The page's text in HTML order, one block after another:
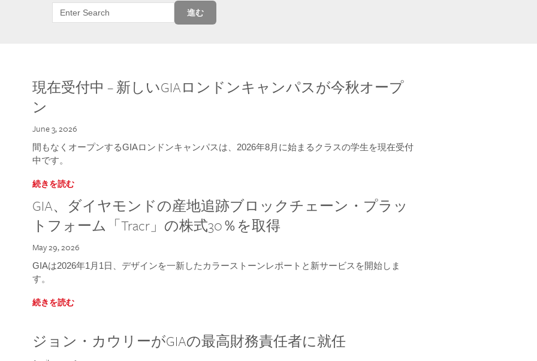
進む
現在受付中 – 新しいGIAロンドンキャンパスが今秋オープ
ン
June 3, 2026
間もなくオープンするGIAロンドンキャンパスは、2026年8月に始まるクラスの学生を現在受付
中です。
続きを読む
GIA、ダイヤモンドの産地追跡ブロックチェーン・プラッ
トフォーム「Tracr」の株式30％を取得
May 29, 2026
GIAは2026年1月1日、デザインを一新したカラーストーンレポートと新サービスを開始しま
す。
続きを読む
ジョン・カウリーがGIAの最高財務責任者に就任